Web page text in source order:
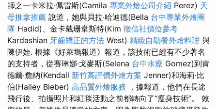
師之一卡米拉·佩雷斯(Camila 專業外燴公司介紹 Perez) 天
母推拿推薦 說道，她與貝拉·哈迪德(Bella 台中專業外燴團
隊 Hadid)、金卡戴珊韋斯特(Kim 徵信社價位參考
Kardashian 牙齒矯正的方法 West) 精緻自助餐外燴料理 與
陳伊娃. 根據《好萊塢報道》報道，該技術已經有不少著名
的支持者，從賽琳娜·戈麥斯(Selena 台中水療 Gomez)到肯
德爾·詹納(Kendall 新竹高評價外燴方案 Jenner)和海莉·比
伯(Hailey Bieber) 高品質外燴服務 ，據報道，他們在長途
飛行後、拍攝照片和紅毯活動之前都轉向了“瘦身技術”。 效